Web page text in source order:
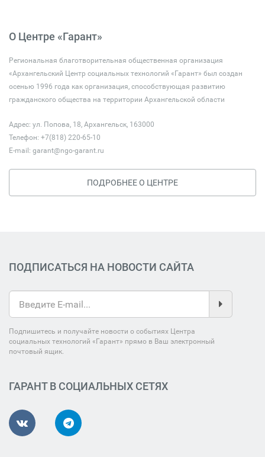
О Центре «Гарант»
Региональная благотворительная общественная организация
«Архангельский Центр социальных технологий «Гарант» был создан
осенью 1996 года как организация, способствующая развитию
гражданского общества на территории Архангельской области
Адрес: ул. Попова, 18, Архангельск, 163000
Телефон: +7(818) 220-65-10
E-mail: garant@ngo-garant.ru
ПОДРОБНЕЕ О ЦЕНТРЕ
ПОДПИСАТЬСЯ НА НОВОСТИ САЙТА
Подпишитесь и получайте новости о событиях Центра
социальных технологий «Гарант» прямо в Ваш электронный
почтовый ящик.
ГАРАНТ В СОЦИАЛЬНЫХ СЕТЯХ